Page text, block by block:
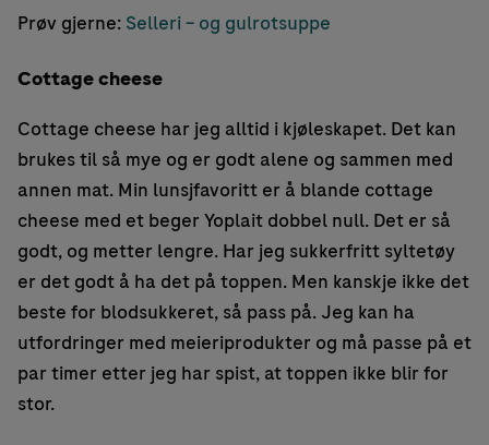
Prøv gjerne: Selleri – og gulrotsuppe
Cottage cheese
Cottage cheese har jeg alltid i kjøleskapet. Det kan
brukes til så mye og er godt alene og sammen med
annen mat. Min lunsjfavoritt er å blande cottage
cheese med et beger Yoplait dobbel null. Det er så
godt, og metter lengre. Har jeg sukkerfritt syltetøy
er det godt å ha det på toppen. Men kanskje ikke det
beste for blodsukkeret, så pass på. Jeg kan ha
utfordringer med meieriprodukter og må passe på et
par timer etter jeg har spist, at toppen ikke blir for
stor.